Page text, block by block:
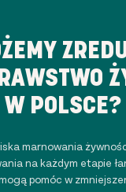
W POLSCE?
marnowania
na każdym etapie
pomóc w